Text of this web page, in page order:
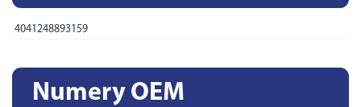
4041248893159
Numery OEM